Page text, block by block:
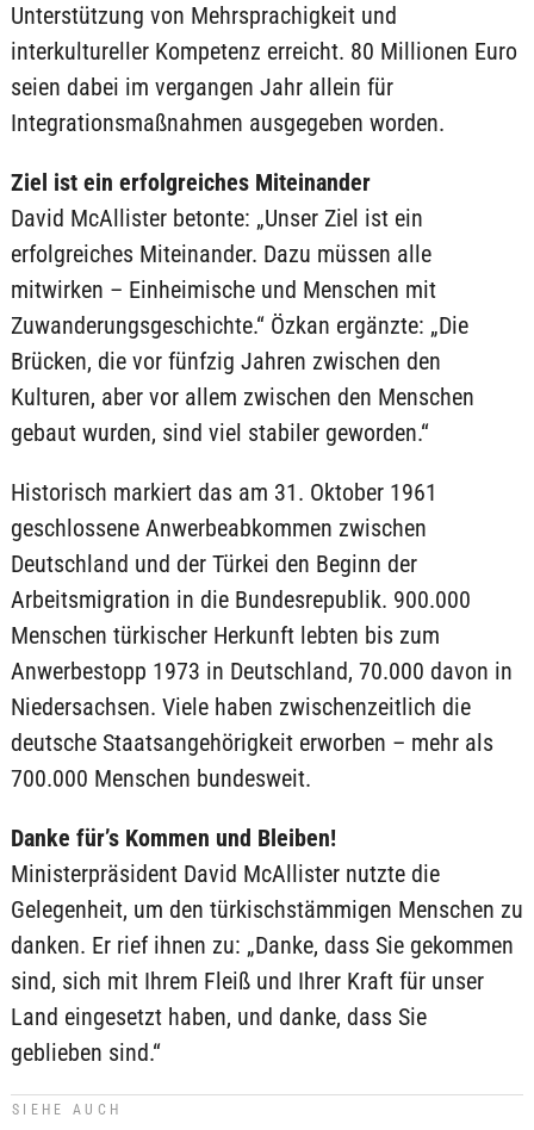
Unterstützung von Mehrsprachigkeit und
interkultureller Kompetenz erreicht. 80 Millionen Euro
seien dabei im vergangen Jahr allein für
Integrationsmaßnahmen ausgegeben worden.
Ziel ist ein erfolgreiches Miteinander
David McAllister betonte: „Unser Ziel ist ein
erfolgreiches Miteinander. Dazu müssen alle
mitwirken – Einheimische und Menschen mit
Zuwanderungsgeschichte.“ Özkan ergänzte: „Die
Brücken, die vor fünfzig Jahren zwischen den
Kulturen, aber vor allem zwischen den Menschen
gebaut wurden, sind viel stabiler geworden.“
Historisch markiert das am 31. Oktober 1961
geschlossene Anwerbeabkommen zwischen
Deutschland und der Türkei den Beginn der
Arbeitsmigration in die Bundesrepublik. 900.000
Menschen türkischer Herkunft lebten bis zum
Anwerbestopp 1973 in Deutschland, 70.000 davon in
Niedersachsen. Viele haben zwischenzeitlich die
deutsche Staatsangehörigkeit erworben – mehr als
700.000 Menschen bundesweit.
Danke für’s Kommen und Bleiben!
Ministerpräsident David McAllister nutzte die
Gelegenheit, um den türkischstämmigen Menschen zu
danken. Er rief ihnen zu: „Danke, dass Sie gekommen
sind, sich mit Ihrem Fleiß und Ihrer Kraft für unser
Land eingesetzt haben, und danke, dass Sie
geblieben sind.“
SIEHE AUCH